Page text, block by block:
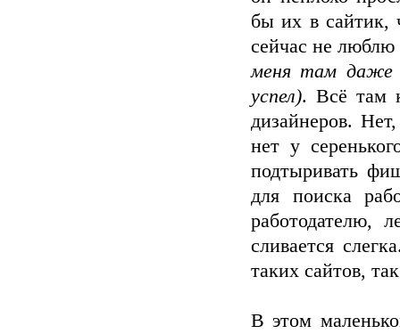
бы их в сайтик,
сейчас не люблю
меня там даже
успел). Всё там
дизайнеров.
нет у
подтыривать
для поиска
работодателю,
сливается
таких сайтов,
В этом